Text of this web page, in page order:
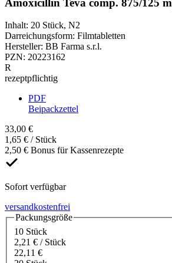
Inhalt: 20 Stück, N2
Darreichungsform: Filmtabletten
Hersteller: BB Farma s.r.l.
PZN: 20223162
R
rezeptpflichtig
PDF
Beipackzettel
33,00 €
1,65 € / Stück
2,50 € Bonus für Kassenrezepte
Sofort verfügbar
versandkostenfrei
Packungsgröße
10 Stück
2,21 € / Stück
22,11 €